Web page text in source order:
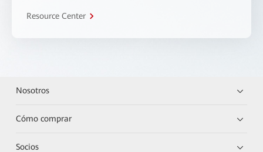
Resource Center
Nosotros
Cómo comprar
Socios